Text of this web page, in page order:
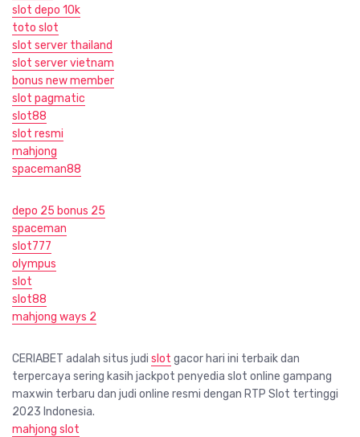
slot depo 10k
toto slot
slot server thailand
slot server vietnam
bonus new member
slot pagmatic
slot88
slot resmi
mahjong
spaceman88
depo 25 bonus 25
spaceman
slot777
olympus
slot
slot88
mahjong ways 2
CERIABET adalah situs judi slot gacor hari ini terbaik dan
terpercaya sering kasih jackpot penyedia slot online gampang
maxwin terbaru dan judi online resmi dengan RTP Slot tertinggi
2023 Indonesia.
mahjong slot